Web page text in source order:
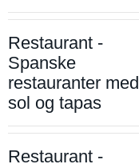
Restaurant -
Spanske
restauranter med
sol og tapas
Restaurant -